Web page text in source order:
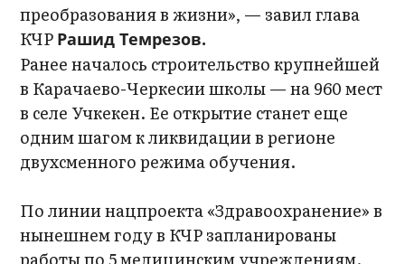
преобразования в жизни», — завил глава
КЧР Рашид Темрезов.
Ранее началось строительство крупнейшей
в Карачаево-Черкесии школы — на 960 мест
в селе Учкекен. Ее открытие станет еще
одним шагом к ликвидации в регионе
двухсменного режима обучения.
По линии нацпроекта «Здравоохранение» в
нынешнем году в КЧР запланированы
работы по 5 медицинским учреждениям.